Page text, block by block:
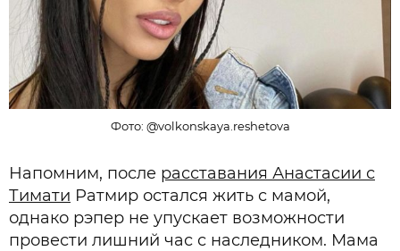
Фото: @volkonskaya.reshetova
Напомним, после расставания Анастасии с
Тимати Ратмир остался жить с мамой,
однако рэпер не упускает возможности
провести лишний час с наследником. Мама